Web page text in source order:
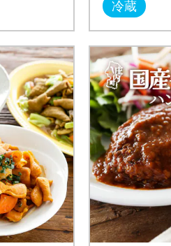
冷蔵